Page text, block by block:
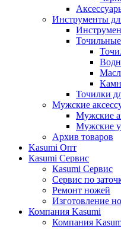
Инструменты
Точилки
Мужские
Мужские
Мужские
Архив товаров
Kasumi Опт
Кasumi Сервис
Кasumi Сервис
Сервис по
Ремонт ножей
Изготовление
Компания Kasumi
Компания